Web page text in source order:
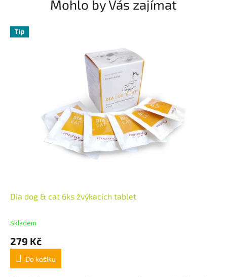
Mohlo by Vás zajímat
Tip
Dia dog & cat 6ks žvýkacích tablet
Skladem
279 Kč
Do košíku